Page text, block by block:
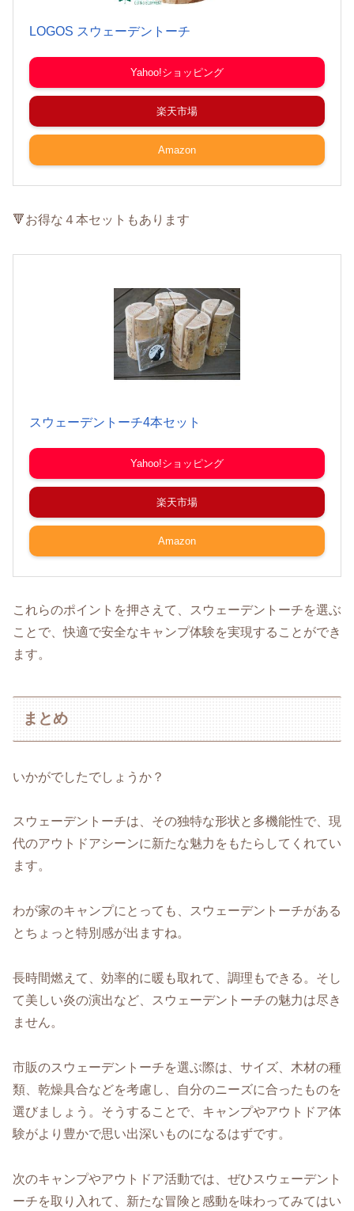
LOGOS スウェーデントーチ
Yahoo!ショッピング
楽天市場
Amazon
🔻お得な４本セットもあります
スウェーデントーチ4本セット
Yahoo!ショッピング
楽天市場
Amazon
これらのポイントを押さえて、スウェーデントーチを選ぶ
ことで、快適で安全なキャンプ体験を実現することができ
ます。
まとめ
いかがでしたでしょうか？
スウェーデントーチは、その独特な形状と多機能性で、現
代のアウトドアシーンに新たな魅力をもたらしてくれてい
ます。
わが家のキャンプにとっても、スウェーデントーチがある
とちょっと特別感が出ますね。
長時間燃えて、効率的に暖も取れて、調理もできる。そし
て美しい炎の演出など、スウェーデントーチの魅力は尽き
ません。
市販のスウェーデントーチを選ぶ際は、サイズ、木材の種
類、乾燥具合などを考慮し、自分のニーズに合ったものを
選びましょう。そうすることで、キャンプやアウトドア体
験がより豊かで思い出深いものになるはずです。
次のキャンプやアウトドア活動では、ぜひスウェーデント
ーチを取り入れて、新たな冒険と感動を味わってみてはい